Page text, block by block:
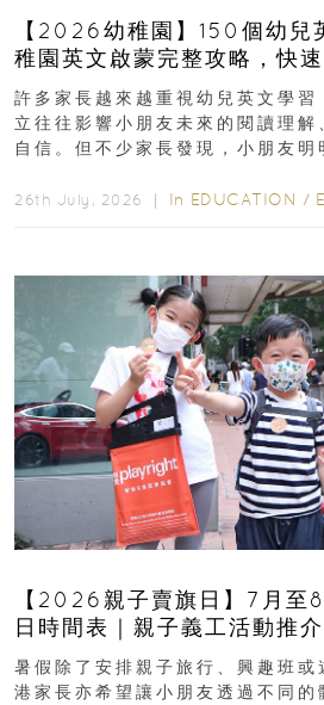
【2026幼稚園】150個幼兒
稚園英文啟蒙完整攻略，快
許多家長越來越重視幼兒英文學習
立往往影響小朋友未來的閱讀理解
自信。但不少家長發現，小朋友明
26th July, 2026 ｜ In EDUCATION /
【2026親子賣旗日】7月至
日時間表｜親子義工活動推
暑假除了安排親子旅行、興趣班或
港家長亦希望讓小朋友透過不同的